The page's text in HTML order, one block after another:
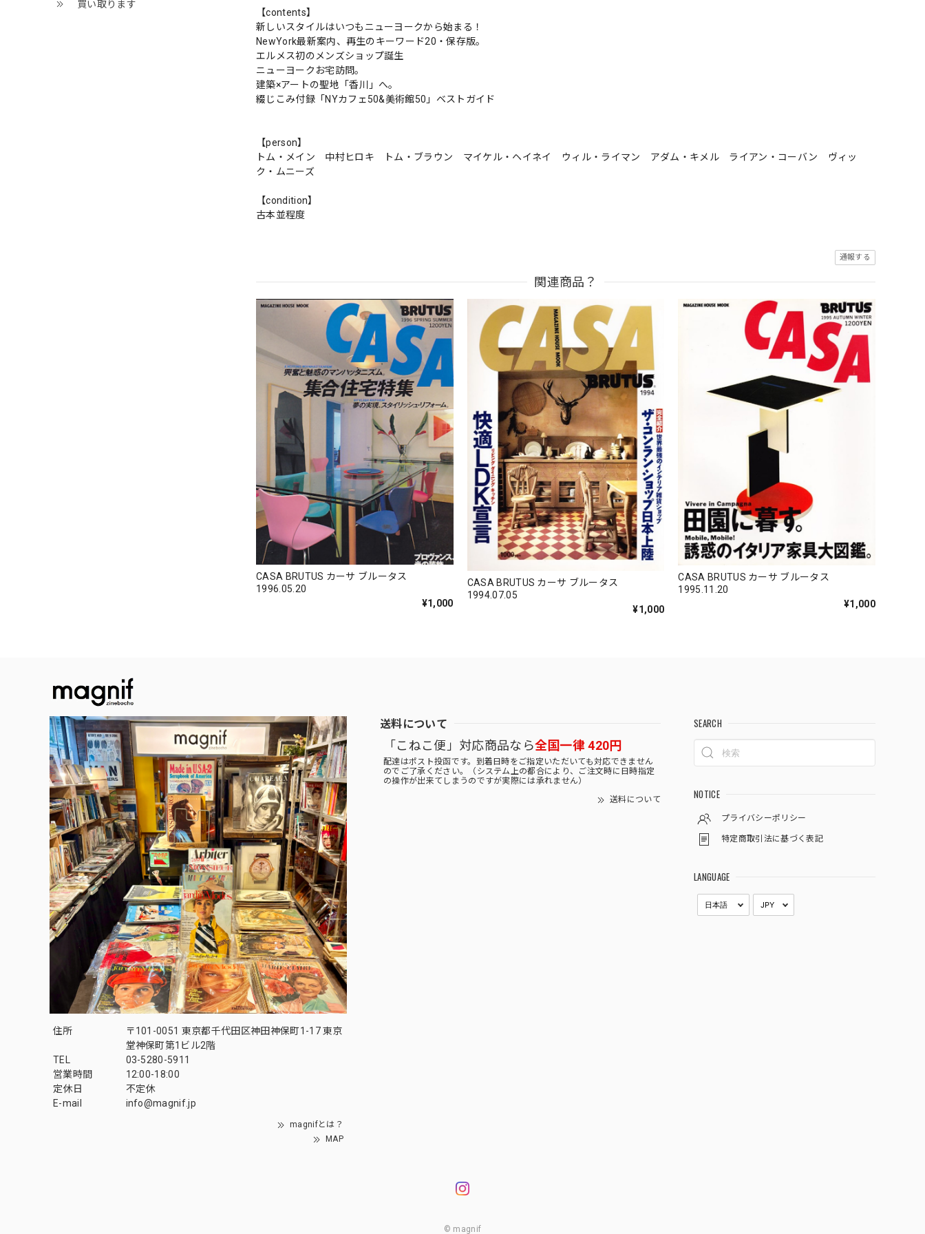
買い取ります
【contents】
新しいスタイルはいつもニューヨークから始まる！
NewYork最新案内、再生のキーワード20・保存版。
エルメス初のメンズショップ誕生
ニューヨークお宅訪問。
建築×アートの聖地「香川」へ。
綴じこみ付録「NYカフェ50&美術館50」ベストガイド
【person】
トム・メイン 中村ヒロキ トム・ブラウン マイケル・ヘイネイ ウィル・ライマン アダム・キメル ライアン・コーバン ヴィッ
ク・ムニーズ
【condition】
古本並程度
通報する
関連商品？
CASA BRUTUS カーサ ブルータス
1996.05.20
¥1,000
CASA BRUTUS カーサ ブルータス
1994.07.05
¥1,000
CASA BRUTUS カーサ ブルータス
1995.11.20
¥1,000
住所
〒101-0051 東京都千代田区神田神保町1-17 東京
堂神保町第1ビル2階
TEL
03-5280-5911
営業時間
12:00-18:00
定休日
不定休
E-mail
info@magnif.jp
magnifとは？
MAP
送料について
「こねこ便」対応商品なら全国一律 420円
配達はポスト投函です。到着日時をご指定いただいても対応できません
のでご了承ください。（システム上の都合により、ご注文時に日時指定
の操作が出来てしまうのですが実際には承れません）
送料について
SEARCH
NOTICE
プライバシーポリシー
特定商取引法に基づく表記
LANGUAGE
© magnif